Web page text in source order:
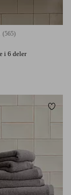
i 6 deler
karaktergivninger
(565)